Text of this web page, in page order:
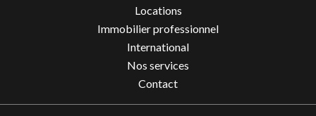
Locations
Immobilier professionnel
International
Nos services
Contact